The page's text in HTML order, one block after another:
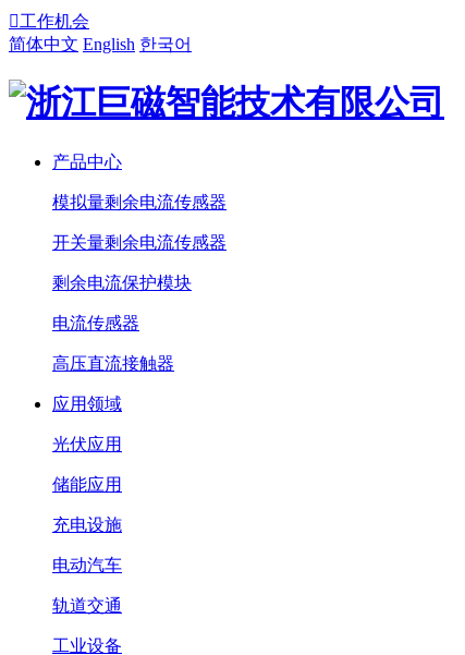
工作机会
简体中文 English 한국어
产品中心
模拟量剩余电流传感器
开关量剩余电流传感器
剩余电流保护模块
电流传感器
高压直流接触器
应用领域
光伏应用
储能应用
充电设施
电动汽车
轨道交通
工业设备